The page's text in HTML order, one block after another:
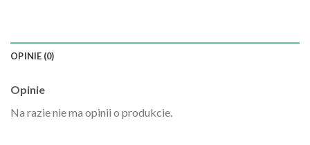
OPINIE (0)
Opinie
Na razie nie ma opinii o produkcie.